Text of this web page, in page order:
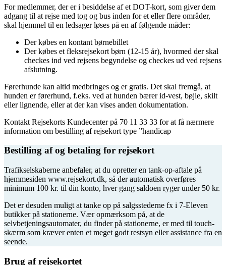
For medlemmer, der er i besiddelse af et DOT-kort, som giver dem
adgang til at rejse med tog og bus inden for et eller flere områder,
skal hjemmel til en ledsager løses på en af følgende måder:
Der købes en kontant børnebillet
Der købes et fleksrejsekort børn (12-15 år), hvormed der skal
checkes ind ved rejsens begyndelse og checkes ud ved rejsens
afslutning.
Førerhunde kan altid medbringes og er gratis. Det skal fremgå, at
hunden er førerhund, f.eks. ved at hunden bærer id-vest, bøjle, skilt
eller lignende, eller at der kan vises anden dokumentation.
Kontakt Rejsekorts Kundecenter på 70 11 33 33 for at få nærmere
information om bestilling af rejsekort type ”handicap
Bestilling af og betaling for rejsekort
Trafikselskaberne anbefaler, at du opretter en tank-op-aftale på
hjemmesiden www.rejsekort.dk, så der automatisk overføres
minimum 100 kr. til din konto, hver gang saldoen ryger under 50 kr.
Det er desuden muligt at tanke op på salgsstederne fx i 7-Eleven
butikker på stationerne. Vær opmærksom på, at de
selvbetjeningsautomater, du finder på stationerne, er med til touch-
skærm som kræver enten et meget godt restsyn eller assistance fra en
seende.
Brug af rejsekortet